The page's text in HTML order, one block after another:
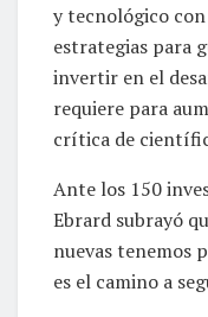
y tecnológico
estrategias para
invertir en el
requiere para
crítica de
Ante los 150
Ebrard subrayó
nuevas tenemos
es el camino a